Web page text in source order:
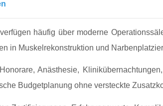
häufig über moderne
in Muskelrekonstruktion und
Anästhesie,
Budgetplanung ohne versteckte